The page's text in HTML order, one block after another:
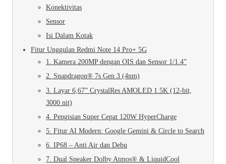
Konektivitas
Sensor
Isi Dalam Kotak
Fitur Unggulan Redmi Note 14 Pro+ 5G
1. Kamera 200MP dengan OIS dan Sensor 1/1.4”
2. Snapdragon® 7s Gen 3 (4nm)
3. Layar 6,67” CrystalRes AMOLED 1.5K (12-bit,
3000 nit)
4. Pengisian Super Cepat 120W HyperCharge
5. Fitur AI Modern: Google Gemini & Circle to Search
6. IP68 – Anti Air dan Debu
7. Dual Speaker Dolby Atmos® & LiquidCool